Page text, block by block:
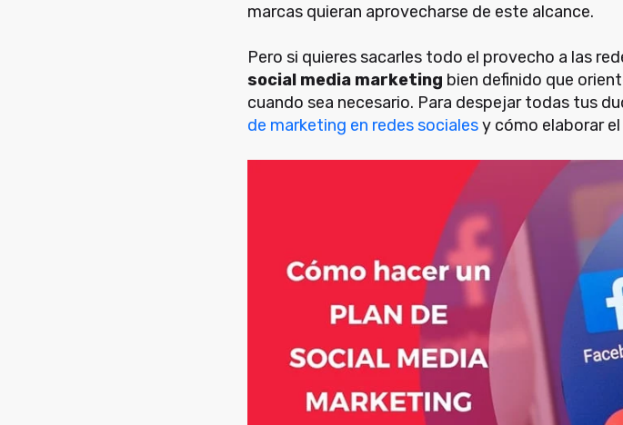
marcas quieran aprovecharse de este alcance.
Pero si quieres sacarles todo el provecho a las
social media marketing bien definido que
cuando sea necesario. Para despejar todas tus
de marketing en redes socialesy cómo elaborar